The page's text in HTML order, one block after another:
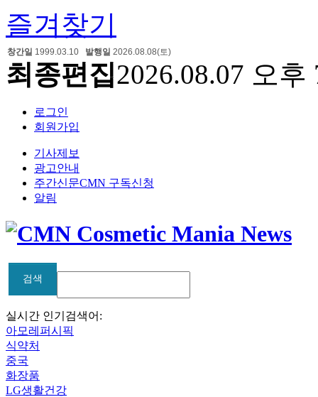
즐겨찾기
최종편집2026.08.07 오후
로그인
회원가입
기사제보
광고안내
주간신문CMN 구독신청
알림
창간일 1999.03.10 발행일 2026.08.08(토)
검색
검색
실시간 인기검색어:
아모레퍼시픽
식약처
중국
화장품
LG생활건강